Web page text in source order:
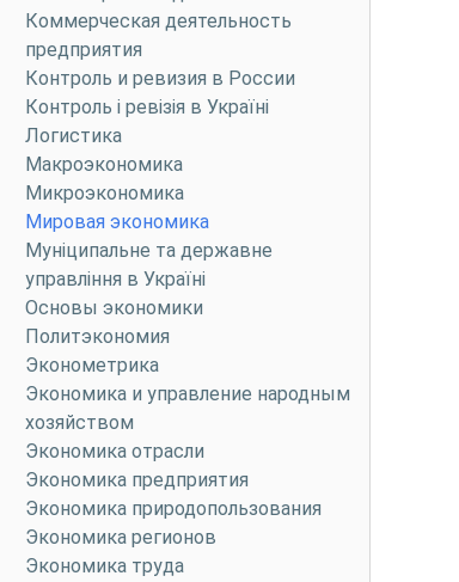
Коммерческая деятельность
предприятия
Контроль и ревизия в России
Контроль і ревізія в Україні
Логистика
Макроэкономика
Микроэкономика
Мировая экономика
Муніципальне та державне
управління в Україні
Основы экономики
Политэкономия
Эконометрика
Экономика и управление народным
хозяйством
Экономика отрасли
Экономика предприятия
Экономика природопользования
Экономика регионов
Экономика труда